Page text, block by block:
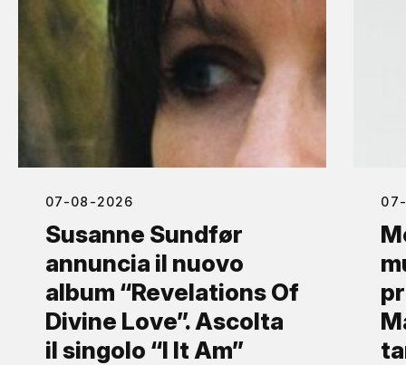
07-08-2026
Susanne Sundfør
annuncia il nuovo
album “Revelations Of
Divine Love”. Ascolta
il singolo “I It Am”